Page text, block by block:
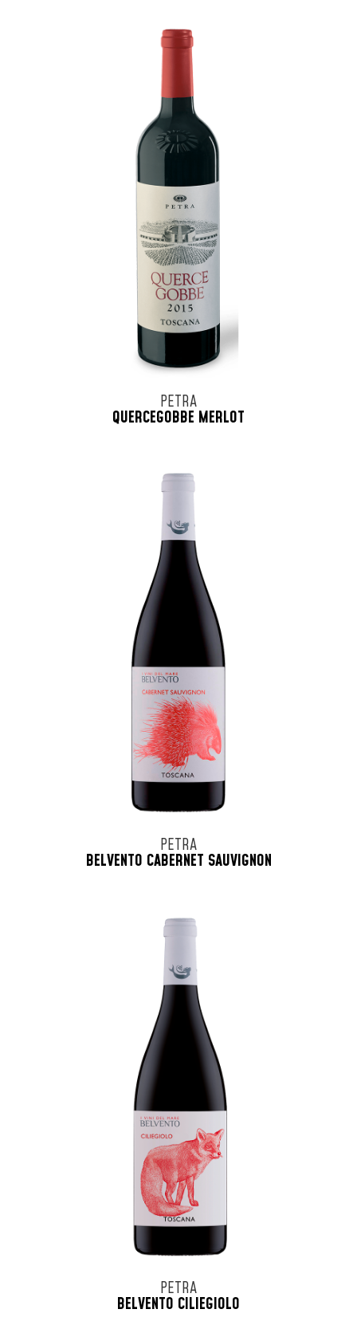
PETRA
QUERCEGOBBE MERLOT
PETRA
BELVENTO CABERNET SAUVIGNON
PETRA
BELVENTO CILIEGIOLO